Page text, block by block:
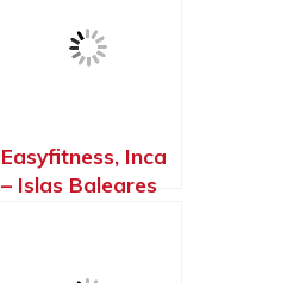
Easyfitness, Inca
– Islas Baleares